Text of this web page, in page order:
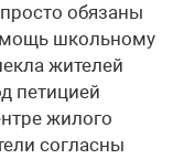
обязаны
школьному
жителей
петицией
жилого
согласны